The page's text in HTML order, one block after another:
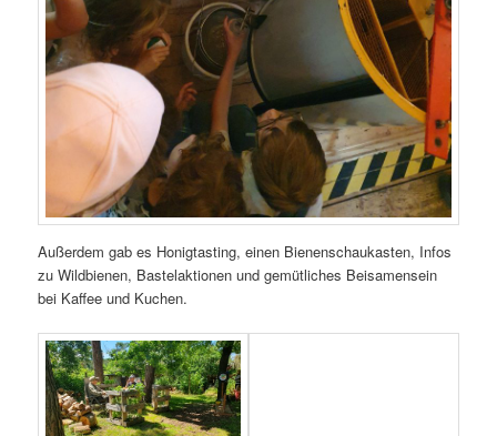
Außerdem gab es Honigtasting, einen Bienenschaukasten, Infos
zu Wildbienen, Bastelaktionen und gemütliches Beisamensein
bei Kaffee und Kuchen.